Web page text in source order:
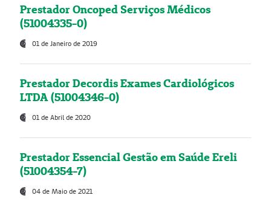
Prestador Oncoped Serviços Médicos
(51004335-0)
01 de Janeiro de 2019
Prestador Decordis Exames Cardiológicos
LTDA (51004346-0)
01 de Abril de 2020
Prestador Essencial Gestão em Saúde Ereli
(51004354-7)
04 de Maio de 2021